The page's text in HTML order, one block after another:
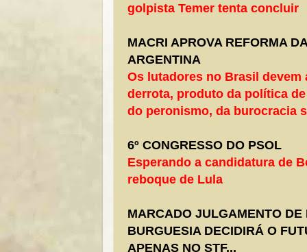
golpista Temer tenta concluir
MACRI APROVA REFORMA
ARGENTINA
Os lutadores no Brasil devem
derrota, produto da política
do peronismo, da burocracia
6º CONGRESSO DO PSOL
Esperando a candidatura de
reboque de Lula
MARCADO JULGAMENTO
BURGUESIA DECIDIRÁ O
APENAS NO STF...